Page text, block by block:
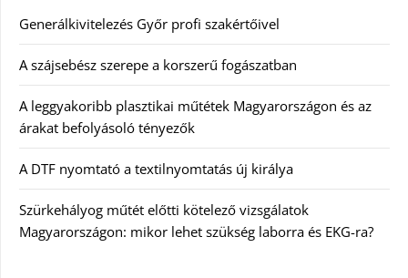
Generálkivitelezés Győr profi szakértőivel
A szájsebész szerepe a korszerű fogászatban
A leggyakoribb plasztikai műtétek Magyarországon és az
árakat befolyásoló tényezők
A DTF nyomtató a textilnyomtatás új királya
Szürkehályog műtét előtti kötelező vizsgálatok
Magyarországon: mikor lehet szükség laborra és EKG-ra?